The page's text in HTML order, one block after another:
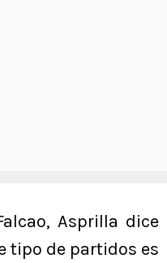
Asprilla dice
tipo de partidos es